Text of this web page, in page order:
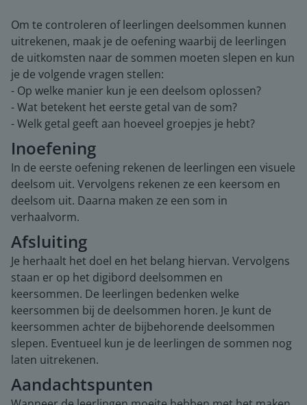
Om te controleren of leerlingen deelsommen kunnen
uitrekenen, maak je de oefening waarbij de leerlingen
de uitkomsten naar de sommen moeten slepen en kun
je de volgende vragen stellen:
- Op welke manier kun je een deelsom oplossen?
- Wat betekent het eerste getal van de som?
- Welk getal geeft aan hoeveel groepjes je hebt?
Inoefening
In de eerste oefening rekenen de leerlingen een visuele
deelsom uit. Vervolgens rekenen ze een keersom en
deelsom uit. Daarna maken ze een som in
verhaalvorm.
Afsluiting
Je herhaalt het doel en het belang hiervan. Vervolgens
staan er op het digibord deelsommen en
keersommen. De leerlingen bedenken welke
keersommen bij de deelsommen horen. Je kunt de
keersommen achter de bijbehorende deelsommen
slepen. Eventueel kun je de leerlingen de sommen nog
laten uitrekenen.
Aandachtspunten